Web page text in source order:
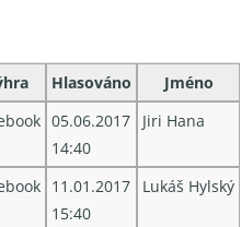
Hlasováno
Jméno
05.06.2017
14:40
Jiri Hana
11.01.2017
15:40
Lukáš Hylský